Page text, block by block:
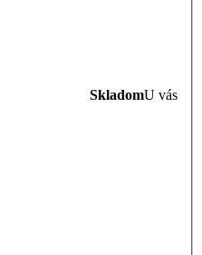
SkladomU vás